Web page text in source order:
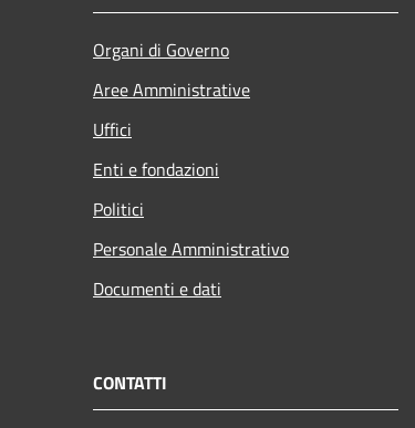
Organi di Governo
Aree Amministrative
Uffici
Enti e fondazioni
Politici
Personale Amministrativo
Documenti e dati
CONTATTI